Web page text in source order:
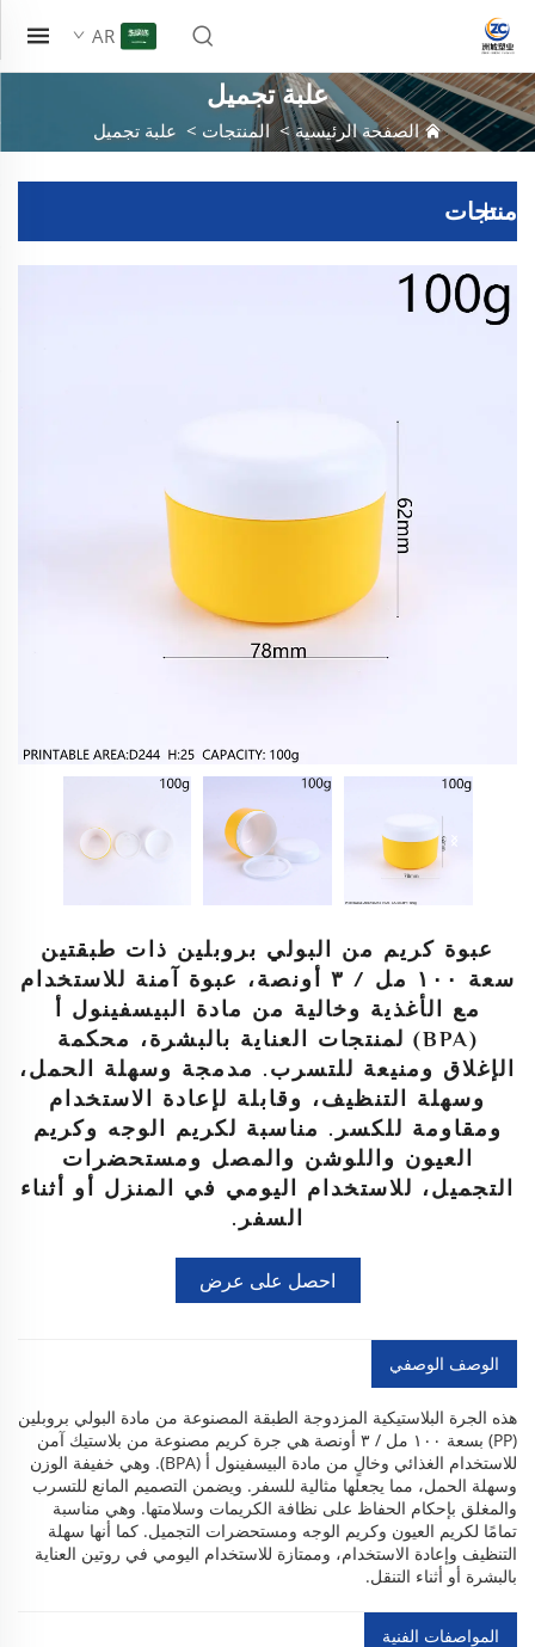
AR
علبة تجميل
الصفحة الرئيسية>المنتجات > علبة تجميل
منتجات
عبوة كريم من البولي بروبلين ذات طبقتين
سعة ١٠٠ مل / ٣ أونصة، عبوة آمنة للاستخدام
مع الأغذية وخالية من مادة البيسفينول أ
(BPA) لمنتجات العناية بالبشرة، محكمة
الإغلاق ومنيعة للتسرب. مدمجة وسهلة الحمل،
وسهلة التنظيف، وقابلة لإعادة الاستخدام
ومقاومة للكسر. مناسبة لكريم الوجه وكريم
العيون واللوشن والمصل ومستحضرات
التجميل، للاستخدام اليومي في المنزل أو أثناء
السفر.
احصل على عرض
الوصف الوصفي
هذه الجرة البلاستيكية المزدوجة الطبقة المصنوعة من مادة البولي بروبلين
(PP) بسعة ١٠٠ مل / ٣ أونصة هي جرة كريم مصنوعة من بلاستيك آمن
للاستخدام الغذائي وخالٍ من مادة البيسفينول أ (BPA). وهي خفيفة الوزن
وسهلة الحمل، مما يجعلها مثالية للسفر. ويضمن التصميم المانع للتسرب
والمغلق بإحكام الحفاظ على نظافة الكريمات وسلامتها. وهي مناسبة
تمامًا لكريم العيون وكريم الوجه ومستحضرات التجميل. كما أنها سهلة
التنظيف وإعادة الاستخدام، وممتازة للاستخدام اليومي في روتين العناية
بالبشرة أو أثناء التنقل.
المواصفات الفنية